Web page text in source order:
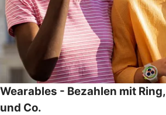
Wearables - Bezahlen mit
und Co.